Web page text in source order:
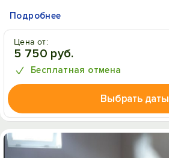
Подробнее
Цена от:
5 750 руб.
Бесплатная отмена
Выбрать даты